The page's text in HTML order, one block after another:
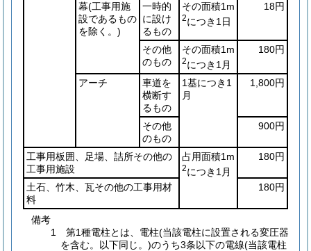
幕(工事用施
設であるもの
を除く。)
一時的
に設け
るもの
その面積1m
2につき1日
18円
その他
のもの
その面積1m
2につき1月
180円
アーチ
車道を
横断す
るもの
1基につき1
月
1,800円
その他
のもの
900円
工事用板囲、足場、詰所その他の
工事用施設
占用面積1m
2につき1月
180円
土石、竹木、瓦その他の工事用材
料
180円
備考
1 第1種電柱とは、電柱(当該電柱に設置される変圧器
を含む。以下同じ。)のうち3条以下の電線(当該電柱